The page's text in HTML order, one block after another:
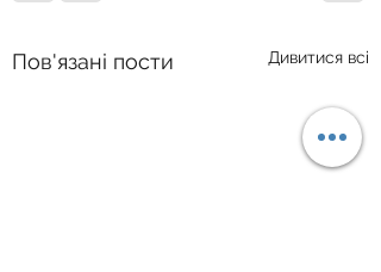
Пов'язані пости Дивитися всі